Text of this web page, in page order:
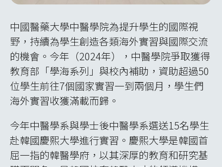
中國醫藥大學中醫學院為提升學生的國際視
野，持續為學生創造各類海外實習與國際交流
的機會。今年（2024年），中醫學院爭取獲得
教育部「學海系列」與校內補助，資助超過50
位學生前往7個國家實習一到兩個月，學生們
海外實習收獲滿載而歸。
今年中醫學系與學士後中醫學系選送15名學生
赴韓國慶熙大學進行實習。慶熙大學是韓國首
屈一指的韓醫學府，以其深厚的教育和研究基